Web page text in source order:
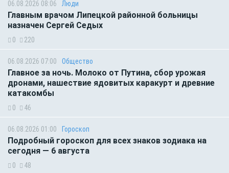
06.08.2026 08:06 Люди
Главным врачом Липецкой районной больницы
назначен Сергей Седых
0 220
06.08.2026 07:00 Общество
Главное за ночь. Молоко от Путина, сбор урожая
дронами, нашествие ядовитых каракурт и древние
катакомбы
0 46
06.08.2026 01:00 Гороскоп
Подробный гороскоп для всех знаков зодиака на
сегодня — 6 августа
0 48